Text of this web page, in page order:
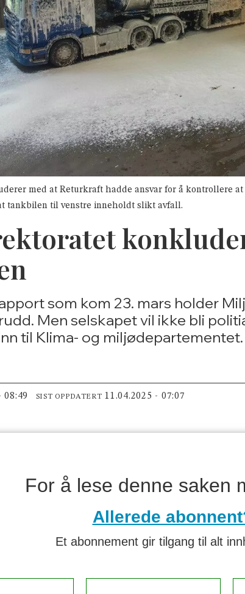
med at Returkraft hadde ansvar for å kontrollere
tankbilen til venstre inneholdt slikt avfall.
som kom 23. mars holder
Men selskapet vil ikke bli
til Klima- og miljødepartementet.
08:49 SIST OPPDATERT 11.04.2025 - 07:07
For å lese denne saken
Allerede
Et abonnement gir tilgang til alt